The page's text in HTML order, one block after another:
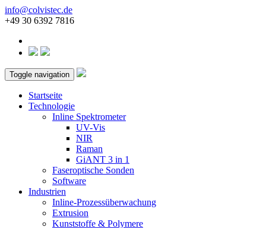
info@colvistec.de
+49 30 6392 7816
Toggle navigation
Startseite
Technologie
Inline Spektrometer
UV-Vis
NIR
Raman
GiANT 3 in 1
Faseroptische Sonden
Software
Industrien
Inline-Prozessüberwachung
Extrusion
Kunststoffe & Polymere